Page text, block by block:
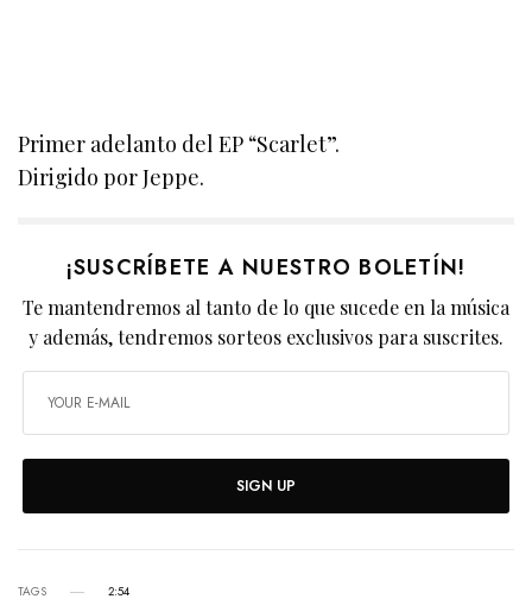
Primer adelanto del EP “Scarlet”.
Dirigido por Jeppe.
¡SUSCRÍBETE A NUESTRO BOLETÍN!
Te mantendremos al tanto de lo que sucede en la música
y además, tendremos sorteos exclusivos para suscrites.
SIGN UP
TAGS 2:54